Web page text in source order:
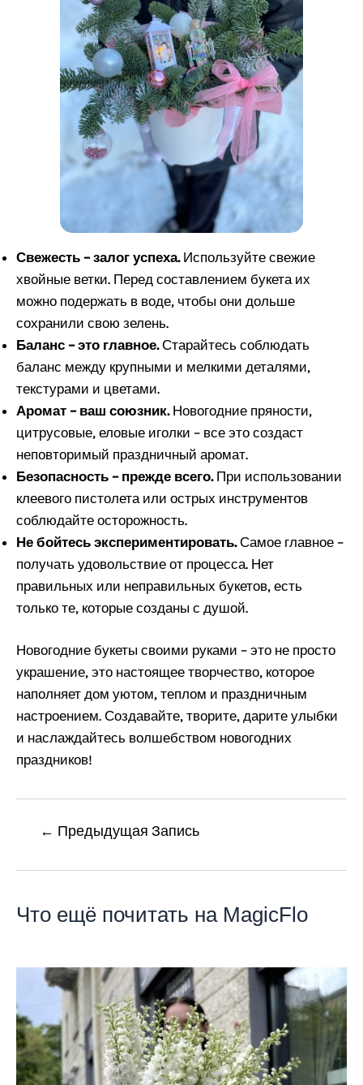
Свежесть – залог успеха.Используйте свежие
хвойные ветки. Перед составлением букета их
можно подержать в воде, чтобы они дольше
сохранили свою зелень.
Баланс – это главное.Старайтесь соблюдать
баланс между крупными и мелкими деталями,
текстурами и цветами.
Аромат – ваш союзник.Новогодние пряности,
цитрусовые, еловые иголки – все это создаст
неповторимый праздничный аромат.
Безопасность – прежде всего.При использовании
клеевого пистолета или острых инструментов
соблюдайте осторожность.
Не бойтесь экспериментировать.Самое главное –
получать удовольствие от процесса. Нет
правильных или неправильных букетов, есть
только те, которые созданы с душой.
Новогодние букеты своими руками – это не просто
украшение, это настоящее творчество, которое
наполняет дом уютом, теплом и праздничным
настроением. Создавайте, творите, дарите улыбки
и наслаждайтесь волшебством новогодних
праздников!
← Предыдущая Запись
Что ещё почитать на MagicFlo